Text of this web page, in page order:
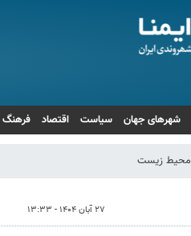
شهرهای جهان سیاست اقتصاد فرهنگ
محیط زیست
۲۷ آبان ۱۴۰۴ - ۱۳:۳۳